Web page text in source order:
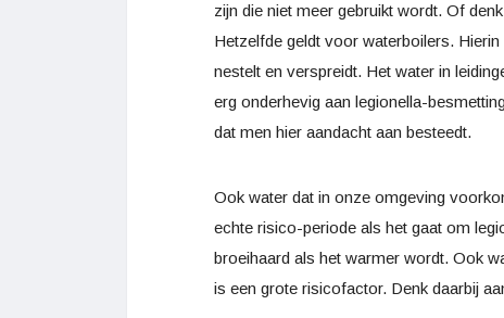
zijn die niet meer gebruikt wordt. Of
Hetzelfde geldt voor waterboilers.
nestelt en verspreidt. Het water in
erg onderhevig aan legionella-
dat men hier aandacht aan besteedt.
Ook water dat in onze omgeving
echte risico-periode als het gaat om
broeihaard als het warmer wordt. Ook
is een grote risicofactor. Denk daarbij